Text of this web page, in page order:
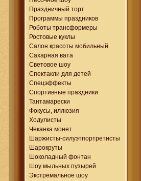
Праздничный торт
Программы праздников
Роботы трансформеры
Ростовые куклы
Салон красоты мобильный
Сахарная вата
Световое шоу
Спектакли для детей
Спецэффекты
Спортивные праздники
Тантамарески
Фокусы, иллюзия
Ходулисты
Чеканка монет
Шаржисты-силуэтпортретисты
Шарокруты
Шоколадный фонтан
Шоу мыльных пузырей
Экстремальное шоу